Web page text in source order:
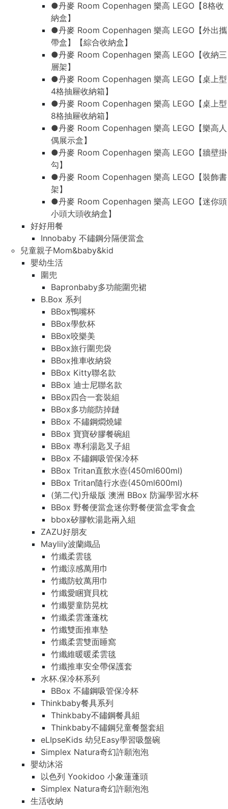
●丹麥 Room Copenhagen 樂高 LEGO【8格收
納盒】
●丹麥 Room Copenhagen 樂高 LEGO【外出攜
帶盒】【綜合收納盒】
●丹麥 Room Copenhagen 樂高 LEGO【收納三
層架】
●丹麥 Room Copenhagen 樂高 LEGO【桌上型
4格抽屜收納箱】
●丹麥 Room Copenhagen 樂高 LEGO【桌上型
8格抽屜收納箱】
●丹麥 Room Copenhagen 樂高 LEGO【樂高人
偶展示盒】
●丹麥 Room Copenhagen 樂高 LEGO【牆壁掛
勾】
●丹麥 Room Copenhagen 樂高 LEGO【裝飾書
架】
●丹麥 Room Copenhagen 樂高 LEGO【迷你頭
小頭大頭收納盒】
好好用餐
Innobaby 不鏽鋼分隔便當盒
兒童親子Mom&baby&kid
嬰幼生活
圍兜
Bapronbaby多功能圍兜裙
B.Box 系列
BBox鴨嘴杯
BBox學飲杯
BBox咬樂美
BBox旅行圍兜袋
BBox推車收納袋
BBox Kitty聯名款
BBox 迪士尼聯名款
BBox四合一套裝組
BBox多功能防掉鏈
BBox 不鏽鋼燜燒罐
BBox 寶寶矽膠餐碗組
BBox 專利湯匙叉子組
BBox 不鏽鋼吸管保冷杯
BBox Tritan直飲水壺(450ml600ml)
BBox Tritan隨行水壺(450ml600ml)
(第二代)升級版 澳洲 BBox 防漏學習水杯
BBox 野餐便當盒迷你野餐便當盒零食盒
bbox矽膠軟湯匙兩入組
ZAZU好朋友
Maylily波蘭織品
竹纖柔雲毯
竹纖涼感萬用巾
竹纖防蚊萬用巾
竹纖愛睏寶貝枕
竹纖嬰童防晃枕
竹纖柔雲蓬蓬枕
竹纖雙面推車墊
竹纖柔雲雙面睡窩
竹纖維暖暖柔雲毯
竹纖推車安全帶保護套
水杯.保冷杯系列
BBox 不鏽鋼吸管保冷杯
Thinkbaby餐具系列
Thinkbaby不鏽鋼餐具組
Thinkbaby不鏽鋼兒童餐盤套組
eLIpseKids 幼兒Easy學習吸盤碗
Simplex Natura奇幻許願泡泡
嬰幼沐浴
以色列 Yookidoo 小象蓮蓬頭
Simplex Natura奇幻許願泡泡
生活收納